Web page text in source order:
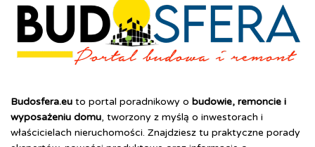
Budosfera.eu to portal poradnikowy o budowie, remoncie i
wyposażeniu domu, tworzony z myślą o inwestorach i
właścicielach nieruchomości. Znajdziesz tu praktyczne porady